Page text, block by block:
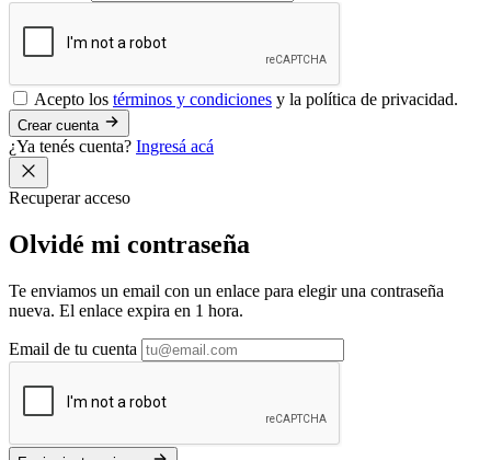
Acepto los términos y condiciones y la política de privacidad.
Crear cuenta
¿Ya tenés cuenta? Ingresá acá
Recuperar acceso
Olvidé mi contraseña
Te enviamos un email con un enlace para elegir una contraseña
nueva. El enlace expira en 1 hora.
Email de tu cuenta